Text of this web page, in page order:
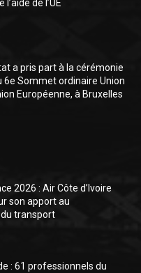
l’aide de l’UE
a pris part à la cérémonie
6e Sommet ordinaire Union
Européenne, à Bruxelles
2026 : Air Côte d’Ivoire
son apport au
transport
: 61 professionnels du